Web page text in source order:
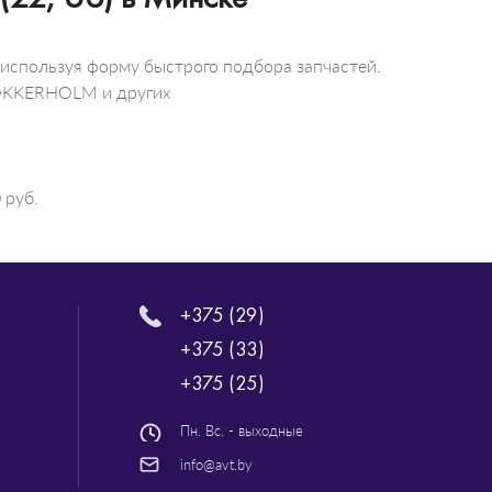
форму быстрого подбора запчастей.
и других
+375 (29)
+375 (33)
+375 (25)
Пн. Вс. - выходные
info@avt.by